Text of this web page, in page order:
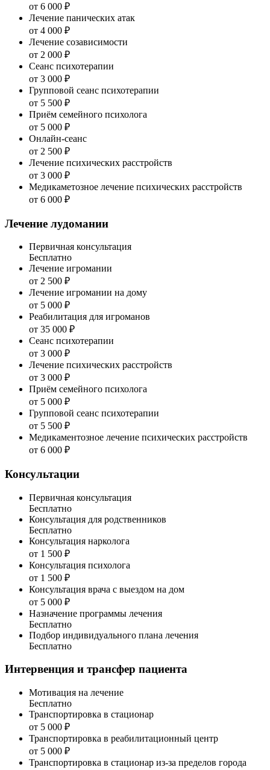
от 6 000 ₽
Лечение панических атак
от 4 000 ₽
Лечение созависимости
от 2 000 ₽
Сеанс психотерапии
от 3 000 ₽
Групповой сеанс психотерапии
от 5 500 ₽
Приём семейного психолога
от 5 000 ₽
Онлайн-сеанс
от 2 500 ₽
Лечение психических расстройств
от 3 000 ₽
Медикаметозное лечение психических расстройств
от 6 000 ₽
Лечение лудомании
Первичная консультация
Бесплатно
Лечение игромании
от 2 500 ₽
Лечение игромании на дому
от 5 000 ₽
Реабилитация для игроманов
от 35 000 ₽
Сеанс психотерапии
от 3 000 ₽
Лечение психических расстройств
от 3 000 ₽
Приём семейного психолога
от 5 000 ₽
Групповой сеанс психотерапии
от 5 500 ₽
Медикаментозное лечение психических расстройств
от 6 000 ₽
Консультации
Первичная консультация
Бесплатно
Консультация для родственников
Бесплатно
Консультация нарколога
от 1 500 ₽
Консультация психолога
от 1 500 ₽
Консультация врача с выездом на дом
от 5 000 ₽
Назначение программы лечения
Бесплатно
Подбор индивидуального плана лечения
Бесплатно
Интервенция и трансфер пациента
Мотивация на лечение
Бесплатно
Транспортировка в стационар
от 5 000 ₽
Транспортировка в реабилитационный центр
от 5 000 ₽
Транспортировка в стационар из-за пределов города